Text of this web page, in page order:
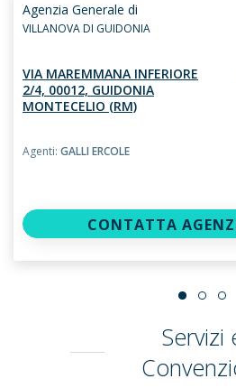
Agenzia Generale di
VILLANOVA DI GUIDONIA
VIA MAREMMANA INFERIORE
2/4, 00012, GUIDONIA
MONTECELIO (RM)
Agenti: GALLI ERCOLE
CONTATTA
Servizi